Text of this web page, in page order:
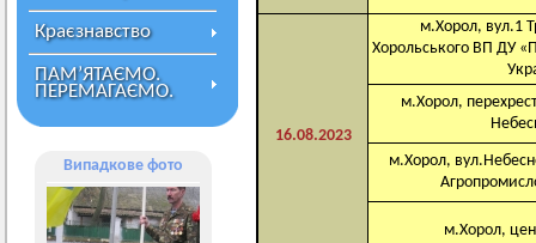
Краєзнавство
ПАМ’ЯТАЄМО.
ПЕРЕМАГАЄМО.
Випадкове фото
16.08.2023
м.Хорол, вул.1
Хорольського ВП ДУ
м.Хорол,
м.Хорол,
м.Хорол,